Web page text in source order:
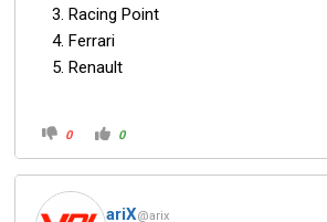
Racing Point
Ferrari
Renault
0 0
ariX@arix